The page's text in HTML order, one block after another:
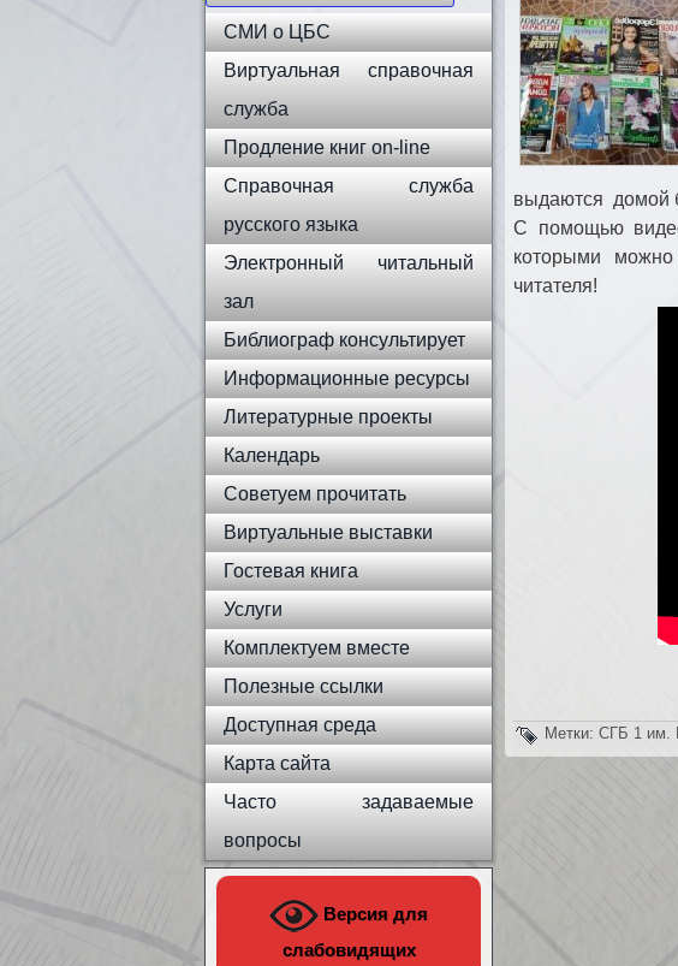
СМИ о ЦБС
Виртуальная справочная
служба
Продление книг on-line
Справочная служба
русского языка
Электронный читальный
зал
Библиограф консультирует
Информационные ресурсы
Литературные проекты
Календарь
Советуем прочитать
Виртуальные выставки
Гостевая книга
Услуги
Комплектуем вместе
Полезные ссылки
Доступная среда
Карта сайта
Часто задаваемые
вопросы
Версия для
слабовидящих
выдаются домой
С помощью
которыми можно
читателя!
Метки: СГБ 1 им.